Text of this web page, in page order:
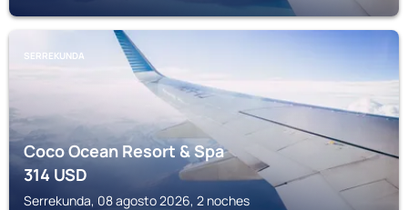
SERREKUNDA
Coco Ocean Resort & Spa
314USD
Serrekunda, 08 agosto 2026, 2 noches